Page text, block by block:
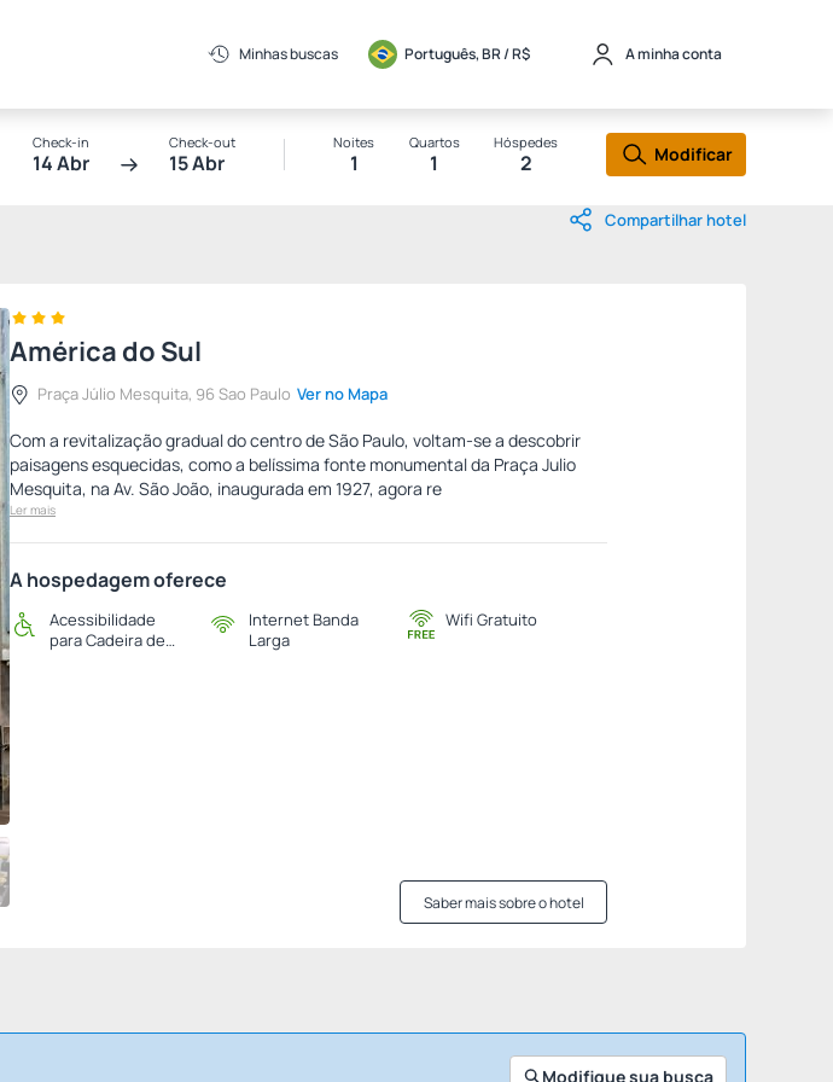
Minhas buscas Português, BR / R$ A minha conta
Check-in
14 Abr
Check-out
15 Abr
Noites
1
Quartos
1
Hóspedes
2 Modificar
Compartilhar hotel
América do Sul
Praça Júlio Mesquita, 96 Sao Paulo Ver no Mapa
Com a revitalização gradual do centro de São Paulo, voltam-se a descobrir
paisagens esquecidas, como a belíssima fonte monumental da Praça Julio
Mesquita, na Av. São João, inaugurada em 1927, agora re
Ler mais
A hospedagem oferece
Acessibilidade
para Cadeira de
Internet Banda
Larga
Wifi Gratuito
Saber mais sobre o hotel
Modifique sua busca